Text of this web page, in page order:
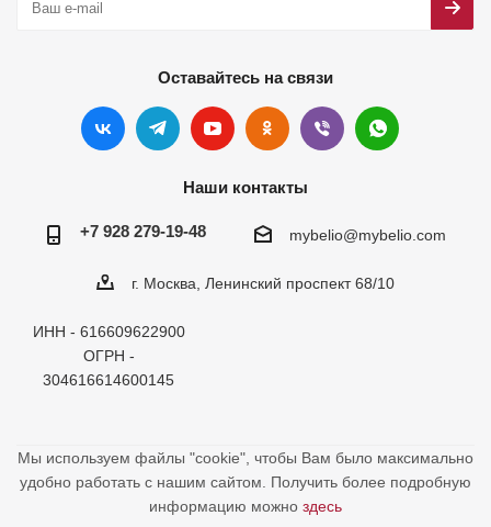
Оставайтесь на связи
Наши контакты
+7 928 279-19-48 mybelio@mybelio.com
г. Москва, Ленинский проспект 68/10
ИНН - 616609622900
ОГРН -
304616614600145
Мы используем файлы "cookie", чтобы Вам было максимально
удобно работать с нашим сайтом. Получить более подробную
информацию можно здесь